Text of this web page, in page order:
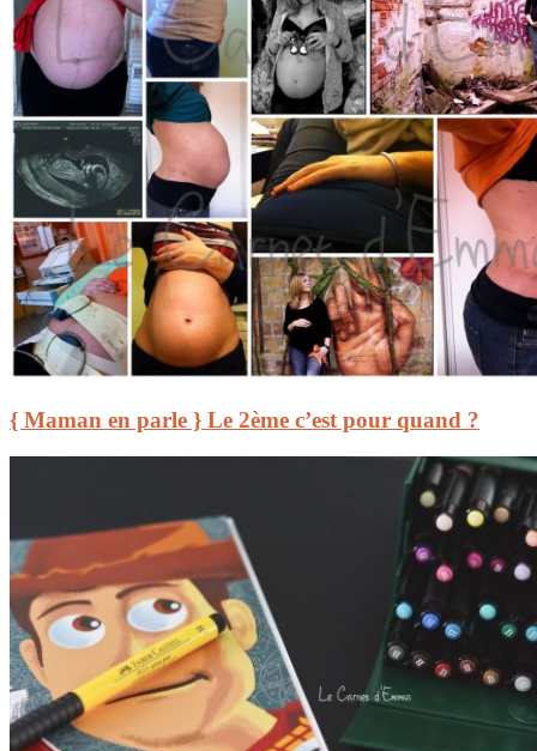
{ Maman en parle } Le 2ème c’est pour quand ?